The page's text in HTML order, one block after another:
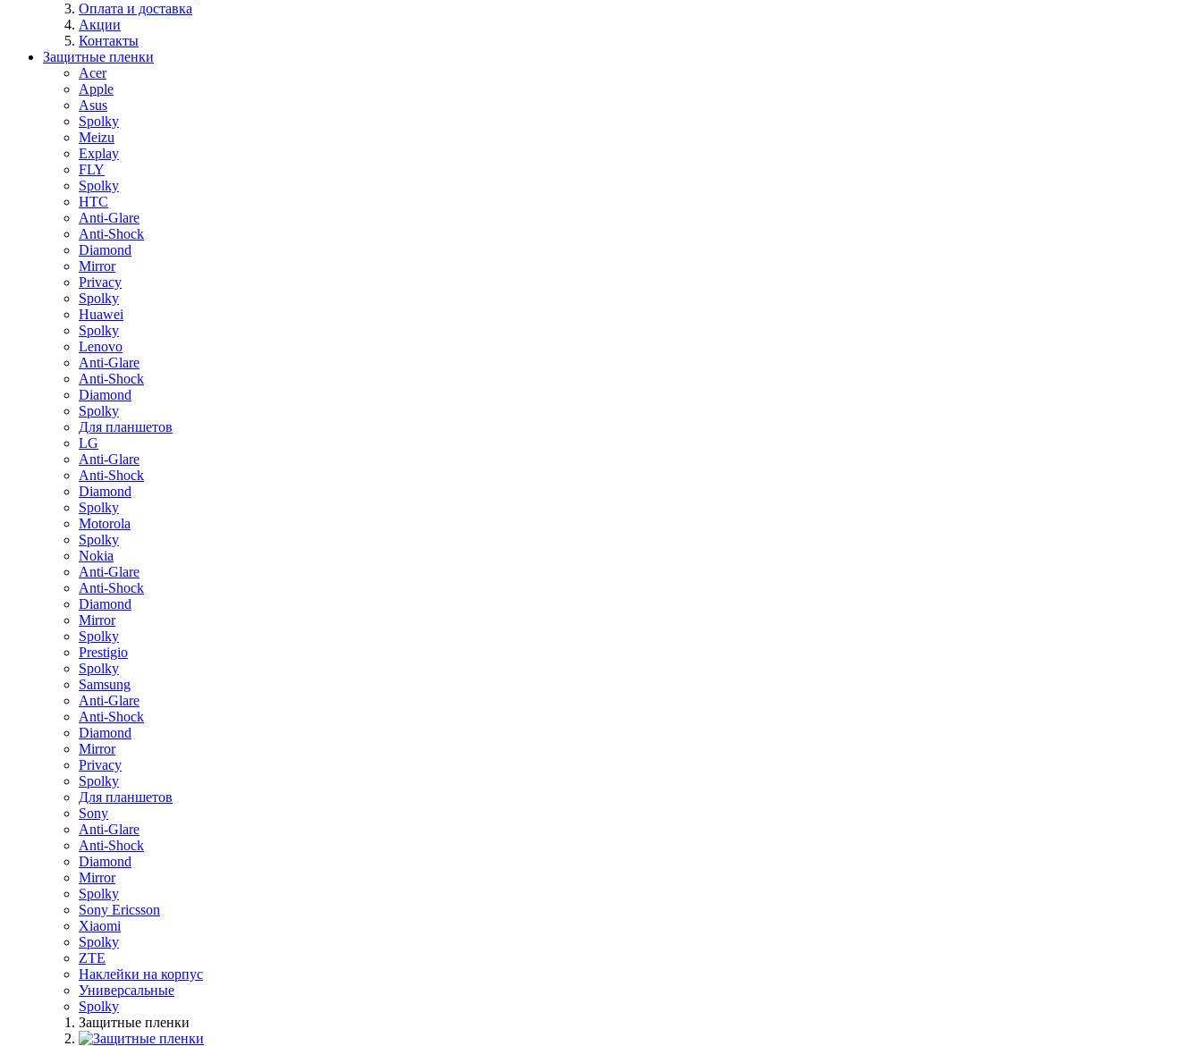
Оплата и доставка
Акции
Контакты
Защитные пленки
Acer
Apple
Asus
Spolky
Meizu
Explay
FLY
Spolky
HTC
Anti-Glare
Anti-Shock
Diamond
Mirror
Privacy
Spolky
Huawei
Spolky
Lenovo
Anti-Glare
Anti-Shock
Diamond
Spolky
Для планшетов
LG
Anti-Glare
Anti-Shock
Diamond
Spolky
Motorola
Spolky
Nokia
Anti-Glare
Anti-Shock
Diamond
Mirror
Spolky
Prestigio
Spolky
Samsung
Anti-Glare
Anti-Shock
Diamond
Mirror
Privacy
Spolky
Для планшетов
Sony
Anti-Glare
Anti-Shock
Diamond
Mirror
Spolky
Sony Ericsson
Xiaomi
Spolky
ZTE
Наклейки на корпус
Универсальные
Spolky
Защитные пленки